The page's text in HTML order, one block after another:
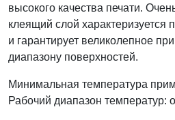
высокого качества печати.
клеящий слой
и гарантирует великолепное
диапазону поверхностей.
Минимальная температура
Рабочий диапазон температур: